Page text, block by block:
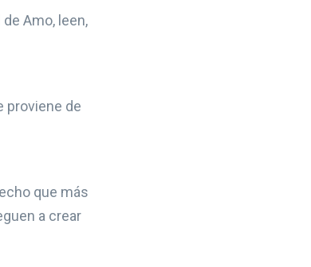
Amo, leen,
proviene de
que más
a crear